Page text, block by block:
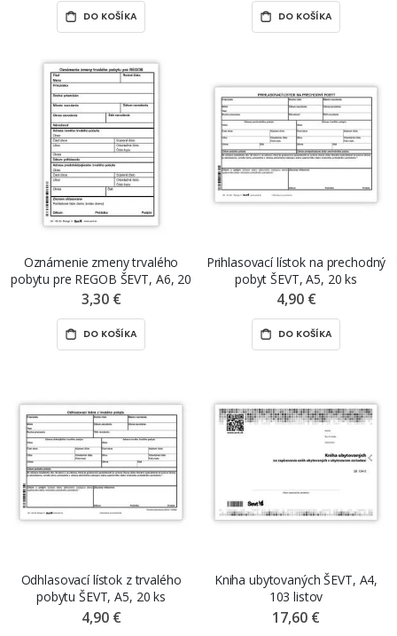
DO KOŠÍKA DO KOŠÍKA
Oznámenie zmeny trvalého
pobytu pre REGOB ŠEVT, A6, 20
ks
3,30 €
DO KOŠÍKA
Prihlasovací lístok na prechodný
pobyt ŠEVT, A5, 20 ks
4,90 €
DO KOŠÍKA
Odhlasovací lístok z trvalého
pobytu ŠEVT, A5, 20 ks
4,90 €
Kniha ubytovaných ŠEVT, A4,
103 listov
17,60 €